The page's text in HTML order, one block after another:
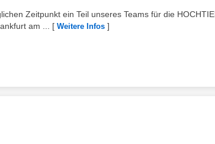
Zeitpunkt ein Teil unseres Teams für die
am ...
[ Weitere Infos ]